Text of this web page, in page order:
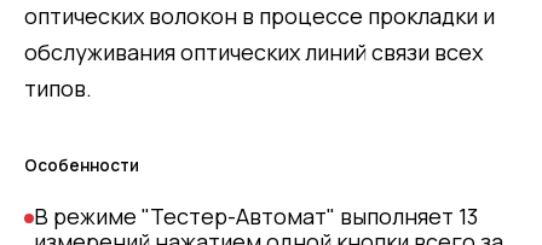
оптических волокон в процессе прокладки и
обслуживания оптических линий связи всех
типов.
Особенности
В режиме "Тестер-Автомат" выполняет 13